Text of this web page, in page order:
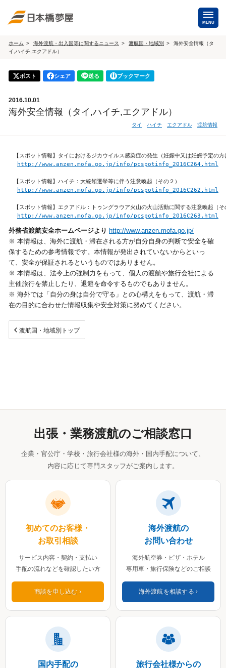
MENU
海外航空券 （日本発・海外発・世界一周）
ホテル・専用車・
通訳・ガイド
国内手配
航空券 ホテル・
貸切バス・ハイヤー 通訳・ガ
視察旅行・研修旅行
選ばれる理由 サービス
採用情報
ホーム 海外渡航・出入国等に関するニュース 渡航国・地域別
海外安全情報（タ
イ,ハイチ,エクアドル）
ポスト シェア 送る ブックマーク
2016.10.01
海外安全情報（タイ,ハイチ,エクアドル）
タイ ハイチ エクアドル 渡航情報
【スポット情報】タイにおけるジカウイルス感染症の発生（妊娠中又は妊娠予定の
http://www.anzen.mofa.go.jp/info/pcspotinfo_2016C264.html
【スポット情報】ハイチ：大統領選挙等に伴う注意喚起（その２）
http://www.anzen.mofa.go.jp/info/pcspotinfo_2016C262.html
【スポット情報】エクアドル：トゥングラウア火山の火山活動に関する注意喚起（そ
http://www.anzen.mofa.go.jp/info/pcspotinfo_2016C263.html
外務省渡航安全ホームページより http://www.anzen.mofa.go.jp/
※ 本情報は、海外に渡航・滞在される方が自分自身の判断で安全を確
保するための参考情報です。本情報が発出されていないからといっ
て、安全が保証されるというものではありません。
※ 本情報は、法令上の強制力をもって、個人の渡航や旅行会社による
主催旅行を禁止したり、退避を命令するものでもありません。
※ 海外では「自分の身は自分で守る」との心構えをもって、渡航・滞
在の目的に合わせた情報収集や安全対策に努めてください。
渡航国・地域別トップ
出張・業務渡航のご相談窓口
企業・官公庁・学校・旅行会社様の海外・国内手配について、
内容に応じて専門スタッフがご案内します。
初めてのお客様・
お取引相談
サービス内容・契約・支払い
手配の流れなどを確認したい方
商談を申し込む
海外渡航の
お問い合わせ
海外航空券・ビザ・ホテル
専用車・旅行保険などのご相談
海外渡航を相談する
国内手配の
旅行会社様からの